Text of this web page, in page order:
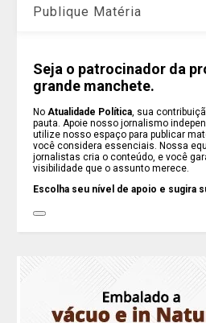
Publique Matéria
Seja o patrocinador da
grande manchete.
NoAtualidade Política, sua
pauta. Apoie nosso jornalismo
utilize nosso espaço para publicar
você considera essenciais. Nossa
jornalistas cria o conteúdo, e você
visibilidade que o assunto merece.
Escolha seu nível de apoio e sugira